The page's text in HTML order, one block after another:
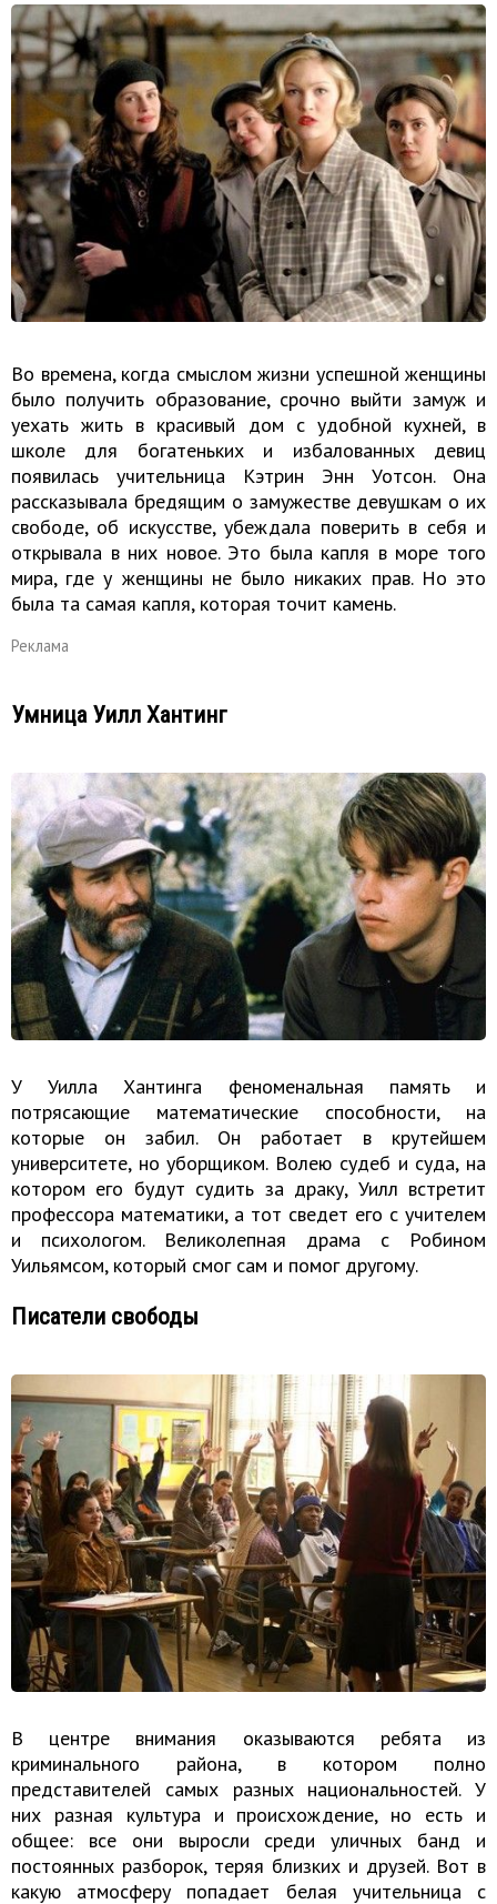
Во времена, когда смыслом жизни успешной женщины
было получить образование, срочно выйти замуж и
уехать жить в красивый дом с удобной кухней, в
школе для богатеньких и избалованных девиц
появилась учительница Кэтрин Энн Уотсон. Она
рассказывала бредящим о замужестве девушкам о их
свободе, об искусстве, убеждала поверить в себя и
открывала в них новое. Это была капля в море того
мира, где у женщины не было никаких прав. Но это
была та самая капля, которая точит камень.
Реклама
Умница Уилл Хантинг
У Уилла Хантинга феноменальная память и
потрясающие математические способности, на
которые он забил. Он работает в крутейшем
университете, но уборщиком. Волею судеб и суда, на
котором его будут судить за драку, Уилл встретит
профессора математики, а тот сведет его с учителем
и психологом. Великолепная драма с Робином
Уильямсом, который смог сам и помог другому.
Писатели свободы
В центре внимания оказываются ребята из
криминального района, в котором полно
представителей самых разных национальностей. У
них разная культура и происхождение, но есть и
общее: все они выросли среди уличных банд и
постоянных разборок, теряя близких и друзей. Вот в
какую атмосферу попадает белая учительница с